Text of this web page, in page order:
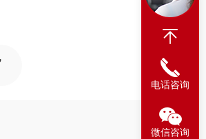
电话咨询
微信咨询